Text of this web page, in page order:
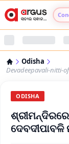
Odisha
Devadeepavali-nitti-
ODISHA
ଦେବଦୀପାବଳି